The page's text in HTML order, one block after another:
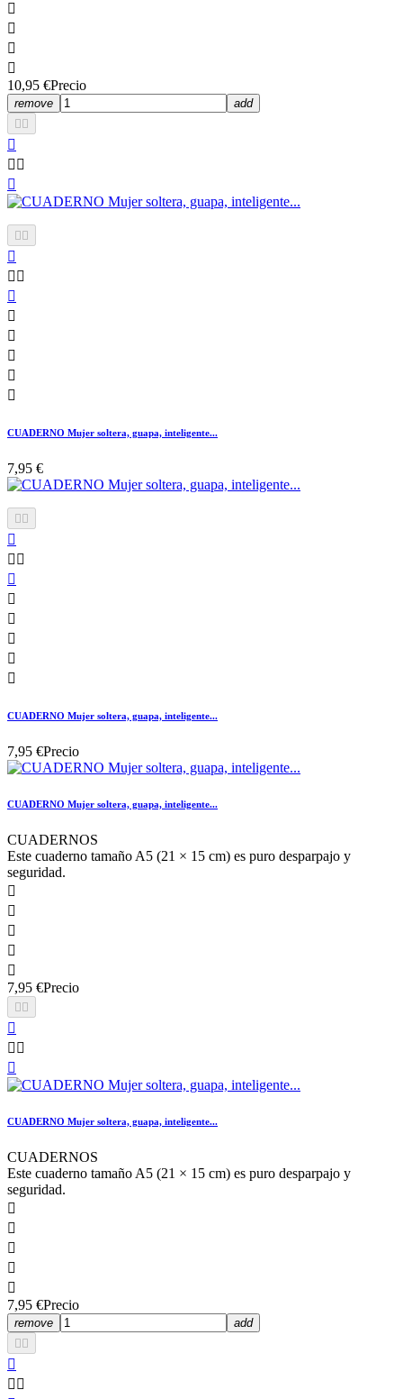




10,95 €Precio
remove
add
 

 

 

 






CUADERNO Mujer soltera, guapa, inteligente...
7,95 €
 

 






CUADERNO Mujer soltera, guapa, inteligente...
7,95 €Precio
CUADERNO Mujer soltera, guapa, inteligente...
CUADERNOS
Este cuaderno tamaño A5 (21 × 15 cm) es puro desparpajo y
seguridad.





7,95 €Precio
 

 

CUADERNO Mujer soltera, guapa, inteligente...
CUADERNOS
Este cuaderno tamaño A5 (21 × 15 cm) es puro desparpajo y
seguridad.





7,95 €Precio
remove
add
 

 